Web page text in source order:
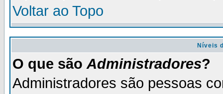
Voltar ao Topo
Níveis
O que são Administradores?
Administradores são pessoas